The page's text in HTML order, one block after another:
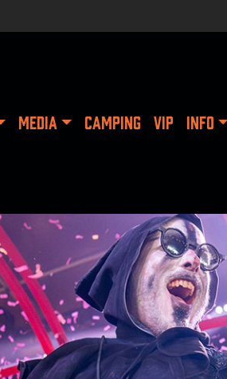
MEDIA CAMPING VIP INFO